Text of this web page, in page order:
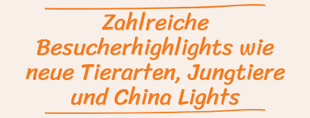
Zahlreiche
Besucherhighlights wie
neue Tierarten, Jungtiere
und China Lights